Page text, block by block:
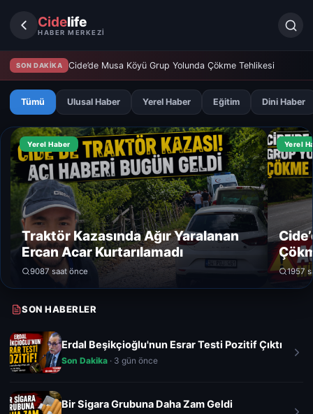
Cidelife
HABER MERKEZİ
SON DAKİKA Cide’de Musa Köyü Grup Yolunda Çökme Tehlikesi
Tümü Ulusal Haber Yerel Haber Eğitim Dini Haber
Yerel Haber
Traktör Kazasında Ağır Yaralanan
Ercan Acar Kurtarılamadı
9087 saat önce
Yerel
1957
SON HABERLER
Erdal Beşikçioğlu'nun Esrar Testi Pozitif Çıktı
Son Dakika · 3 gün önce
Bir Sigara Grubuna Daha Zam Geldi